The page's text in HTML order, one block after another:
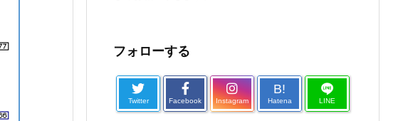
フォローする
Twitter Facebook Instagram
B!
Hatena LINE